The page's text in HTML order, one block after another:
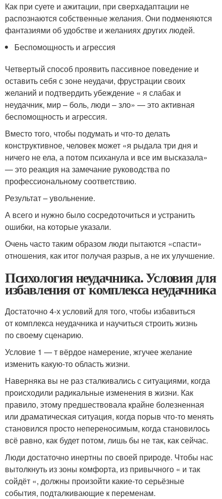
Как при суете и ажитации, при сверхадаптации не
распознаются собственные желания. Они подменяются
фантазиями об удобстве и желаниях других людей.
Беспомощность и агрессия
Четвертый способ проявить пассивное поведение и
оставить себя с зоне неудачи, фрустрации своих
желаний и подтвердить убеждение « я слабак и
неудачник, мир – боль, люди – зло» — это активная
беспомощность и агрессия.
Вместо того, чтобы подумать и что-то делать
конструктивное, человек может «я рыдала три дня и
ничего не ела, а потом психанула и все им высказала»
— это реакция на замечание руководства по
профессиональному соответствию.
Результат – увольнение.
А всего и нужно было сосредоточиться и устранить
ошибки, на которые указали.
Очень часто таким образом люди пытаются «спасти»
отношения, как итог получая разрыв, а не их улучшение.
Психология неудачника. Условия для
избавления от комплекса неудачника
Достаточно 4-х условий для того, чтобы избавиться
от комплекса неудачника и научиться строить жизнь
по своему сценарию.
Условие 1 — т вёрдое намерение, жгучее желание
изменить какую-то область жизни.
Наверняка вы не раз сталкивались с ситуациями, когда
происходили радикальные изменения в жизни. Как
правило, этому предшествовала крайне болезненная
или драматическая ситуация, когда порыв что-то менять
становился просто непереносимым, когда становилось
всё равно, как будет потом, лишь бы не так, как сейчас.
Люди достаточно инертны по своей природе. Чтобы нас
вытолкнуть из зоны комфорта, из привычного « и так
сойдёт «, должны произойти какие-то серьёзные
события, подталкивающие к переменам.